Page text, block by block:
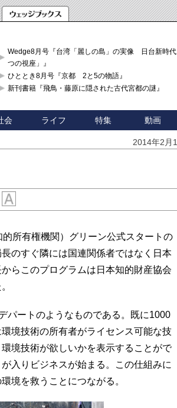
Wedge8月号『台湾「麗しの島」の実像 日台新時代
つの視座」』
ひととき8月号『京都 2と5の物語』
新刊書籍『飛鳥・藤原に隠された古代宮都の謎』
会 ライフ 特集 動画
2014年2月
所有権機関）グリーン公式スタートの
のすぐ隣には国連関係者ではなく日本
らこのプログラムは日本知的財産協会
パートのようなものである。既に1000
境技術の所有者がライセンス可能な技
境技術が欲しいかを表示することがで
入りビジネスが始まる。この仕組みに
境を救うことにつながる。